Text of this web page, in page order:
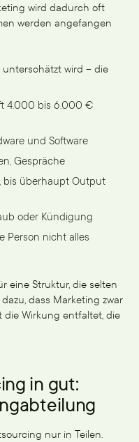
wird dadurch oft
werden angefangen
unterschätzt wird – die
4.000 bis 6.000 €
und Software
Gespräche
bis überhaupt Output
oder Kündigung
Person nicht alles
eine Struktur, die selten
dass Marketing zwar
die Wirkung entfaltet, die
in gut:
nur in Teilen.